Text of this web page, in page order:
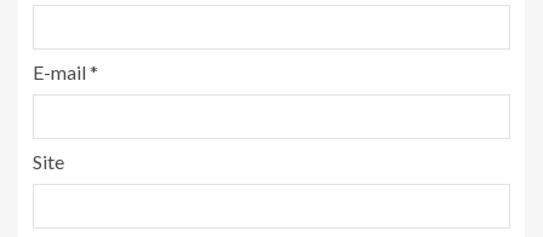
E-mail*
Site